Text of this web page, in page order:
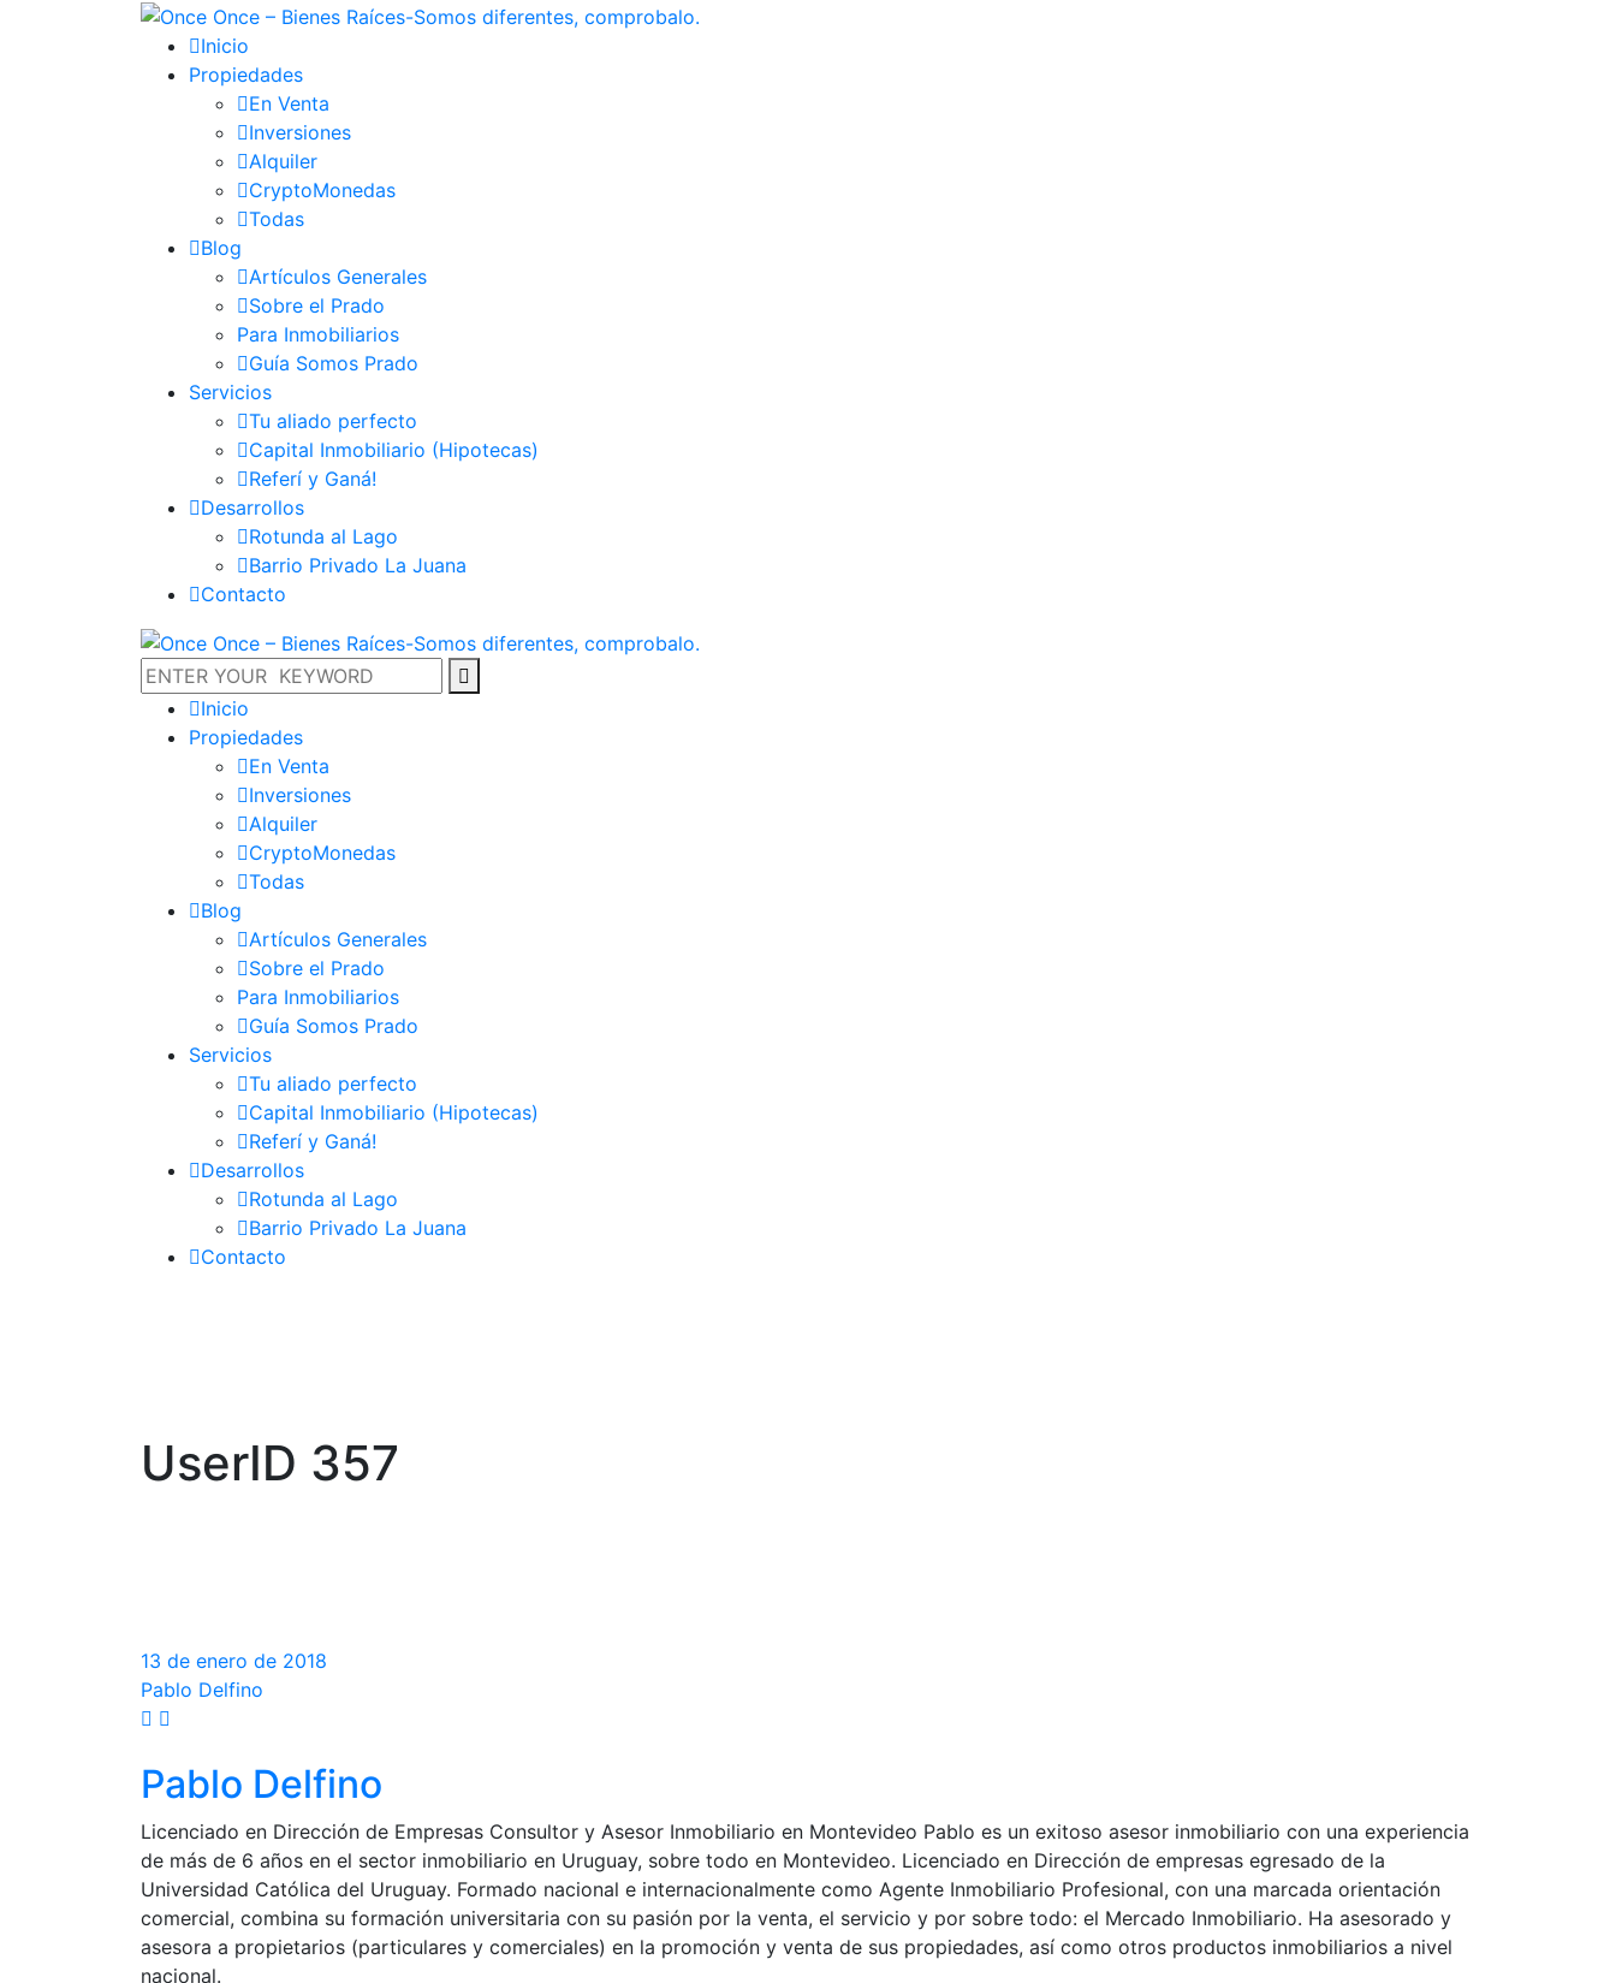
Inicio
Propiedades
En Venta
Inversiones
Alquiler
CryptoMonedas
Todas
Blog
Artículos Generales
Sobre el Prado
Para Inmobiliarios
Guía Somos Prado
Servicios
Tu aliado perfecto
Capital Inmobiliario (Hipotecas)
Referí y Ganá!
Desarrollos
Rotunda al Lago
Barrio Privado La Juana
Contacto
Inicio
Propiedades
En Venta
Inversiones
Alquiler
CryptoMonedas
Todas
Blog
Artículos Generales
Sobre el Prado
Para Inmobiliarios
Guía Somos Prado
Servicios
Tu aliado perfecto
Capital Inmobiliario (Hipotecas)
Referí y Ganá!
Desarrollos
Rotunda al Lago
Barrio Privado La Juana
Contacto
UserID 357
13 de enero de 2018
Pablo Delfino
Pablo Delfino
Licenciado en Dirección de Empresas Consultor y Asesor Inmobiliario en Montevideo Pablo es un exitoso asesor inmobiliario con una experiencia
de más de 6 años en el sector inmobiliario en Uruguay, sobre todo en Montevideo. Licenciado en Dirección de empresas egresado de la
Universidad Católica del Uruguay. Formado nacional e internacionalmente como Agente Inmobiliario Profesional, con una marcada orientación
comercial, combina su formación universitaria con su pasión por la venta, el servicio y por sobre todo: el Mercado Inmobiliario. Ha asesorado y
asesora a propietarios (particulares y comerciales) en la promoción y venta de sus propiedades, así como otros productos inmobiliarios a nivel
nacional.